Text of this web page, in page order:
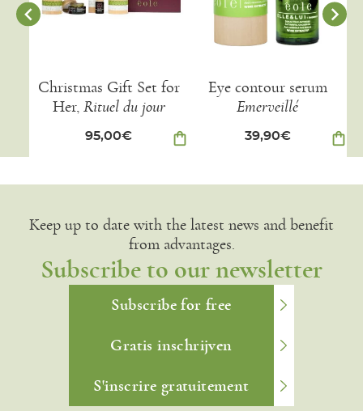
Christmas Gift Set for
Her, Rituel du jour
95,00€ shopping_bag
Eye contour serum
Emerveillé
39,90€ shopping_bag
Keep up to date with the latest news and benefit
from advantages.
Subscribe to our newsletter
Subscribe for free
Gratis inschrijven
S'inscrire gratuitement